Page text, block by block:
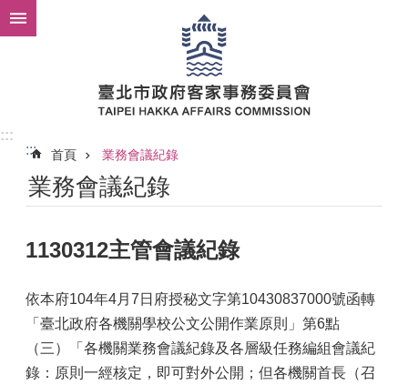
跳到主要內容區塊
:::
:::
首頁 業務會議紀錄
業務會議紀錄
1130312主管會議紀錄
依本府104年4月7日府授秘文字第10430837000號函轉
「臺北政府各機關學校公文公開作業原則」第6點
（三）「各機關業務會議紀錄及各層級任務編組會議紀
錄：原則一經核定，即可對外公開；但各機關首長（召